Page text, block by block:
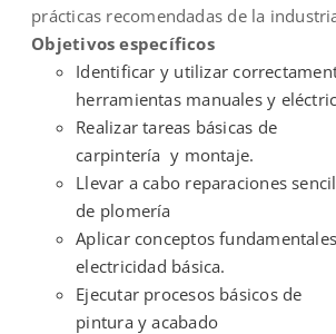
prácticas recomendadas de la
Objetivos específicos
Identificar y utilizar
herramientas manuales y
Realizar tareas básicas de
carpintería y montaje.
Llevar a cabo reparaciones
de plomería
Aplicar conceptos
electricidad básica.
Ejecutar procesos básicos de
pintura y acabado